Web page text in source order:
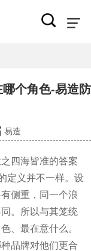
个角色-易造防
易造
四海皆准的答案
定义并不一样。设
侧重，同一个浪
。所以与其笼统
、最在意什么。
品牌对他们更合